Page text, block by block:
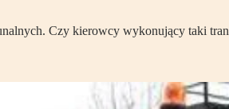
Czy kierowcy wykonujący taki